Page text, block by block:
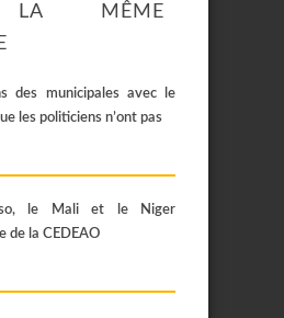
LA MÊME
des municipales avec le
les politiciens n’ont pas
le Mali et le Niger
de la CEDEAO